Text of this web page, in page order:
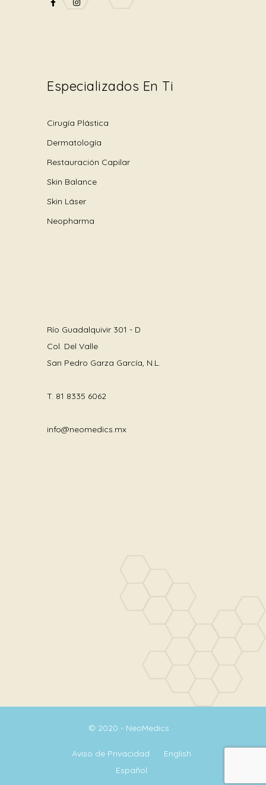
Especializados En Ti
Cirugía Plástica
Dermatología
Restauración Capilar
Skin Balance
Skin Láser
Neopharma
Río Guadalquivir 301 - D
Col. Del Valle
San Pedro Garza García, N.L.
T. 81 8335 6062
info@neomedics.mx
© 2020 - NeoMedics
Aviso de Privacidad
English
Español